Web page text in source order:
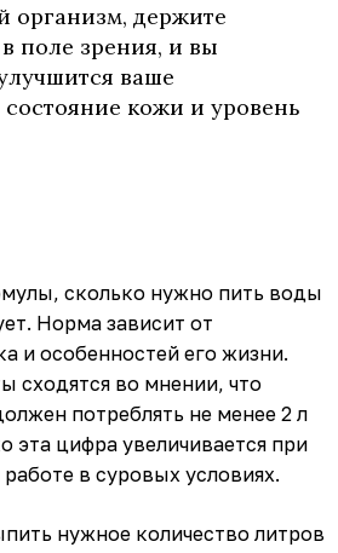
организм, держите
поле зрения, и вы
ваше
состояние кожи и уровень
сколько нужно пить воды
Норма зависит от
и особенностей его жизни.
сходятся во мнении, что
потреблять не менее 2 л
эта цифра увеличивается при
в суровых условиях.
нужное количество литров